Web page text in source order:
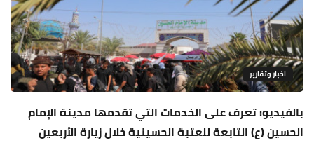
اخبار وتقارير
بالفيديو: تعرف على الخدمات التي تقدمها مدينة الإمام
الحسين (ع) التابعة للعتبة الحسينية خلال زيارة الأربعين